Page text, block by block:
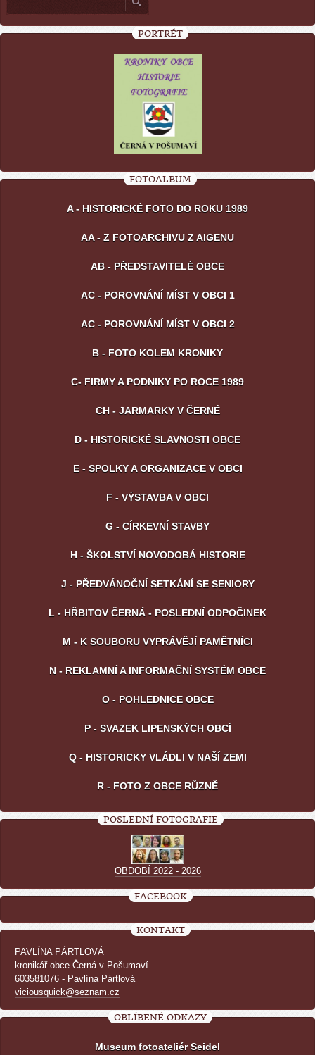
PORTRÉT
FOTOALBUM
A - HISTORICKÉ FOTO DO ROKU 1989
AA - Z FOTOARCHIVU Z AIGENU
AB - PŘEDSTAVITELÉ OBCE
AC - POROVNÁNÍ MÍST V OBCI 1
AC - POROVNÁNÍ MÍST V OBCI 2
B - FOTO KOLEM KRONIKY
C- FIRMY A PODNIKY PO ROCE 1989
CH - JARMARKY V ČERNÉ
D - HISTORICKÉ SLAVNOSTI OBCE
E - SPOLKY A ORGANIZACE V OBCI
F - VÝSTAVBA V OBCI
G - CÍRKEVNÍ STAVBY
H - ŠKOLSTVÍ NOVODOBÁ HISTORIE
J - PŘEDVÁNOČNÍ SETKÁNÍ SE SENIORY
L - HŘBITOV ČERNÁ - POSLEDNÍ ODPOČINEK
M - K SOUBORU VYPRÁVĚJÍ PAMĚTNÍCI
N - REKLAMNÍ A INFORMAČNÍ SYSTÉM OBCE
O - POHLEDNICE OBCE
P - SVAZEK LIPENSKÝCH OBCÍ
Q - HISTORICKY VLÁDLI V NAŠÍ ZEMI
R - FOTO Z OBCE RŮZNĚ
POSLEDNÍ FOTOGRAFIE
OBDOBÍ 2022 - 2026
FACEBOOK
KONTAKT
PAVLÍNA PÁRTLOVÁ
kronikář obce Černá v Pošumaví
603581076 - Pavlína Pártlová
viciousquick@seznam.cz
OBLÍBENÉ ODKAZY
Museum fotoateliér Seidel